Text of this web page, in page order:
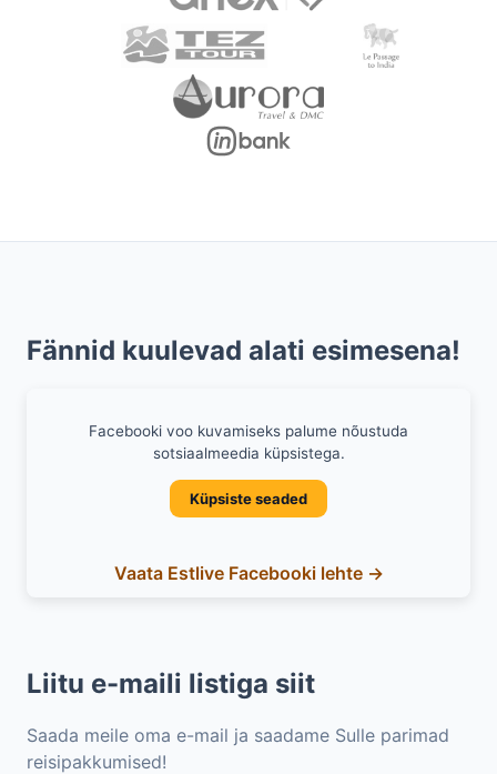
Fännid kuulevad alati esimesena!
Facebooki voo kuvamiseks palume nõustuda
sotsiaalmeedia küpsistega.
Küpsiste seaded
Vaata Estlive Facebooki lehte →
Liitu e-maili listiga siit
Saada meile oma e-mail ja saadame Sulle parimad
reisipakkumised!